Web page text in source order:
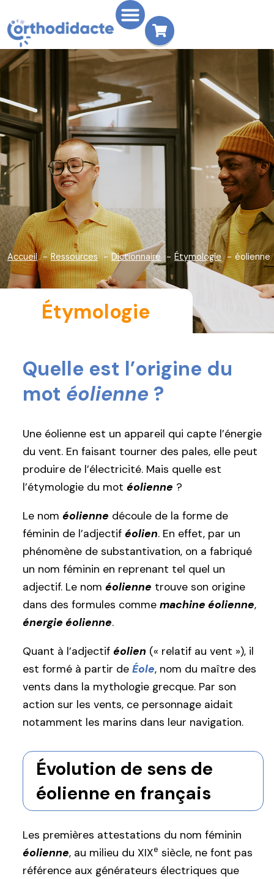
Accueil Ressources Dictionnaire Étymologie éolienne
Étymologie
Quelle est l’origine du
mot éolienne ?
Une éolienne est un appareil qui capte l’énergie
du vent. En faisant tourner des pales, elle peut
produire de l’électricité. Mais quelle est
l’étymologie du mot éolienne ?
Le nom éolienne découle de la forme de
féminin de l’adjectif éolien. En effet, par un
phénomène de substantivation, on a fabriqué
un nom féminin en reprenant tel quel un
adjectif. Le nom éolienne trouve son origine
dans des formules comme machine éolienne,
énergie éolienne.
Quant à l’adjectif éolien (« relatif au vent »), il
est formé à partir de Éole, nom du maître des
vents dans la mythologie grecque. Par son
action sur les vents, ce personnage aidait
notamment les marins dans leur navigation.
Évolution de sens de
éolienne en français
Les premières attestations du nom féminin
éolienne, au milieu du XIXe siècle, ne font pas
référence aux générateurs électriques que